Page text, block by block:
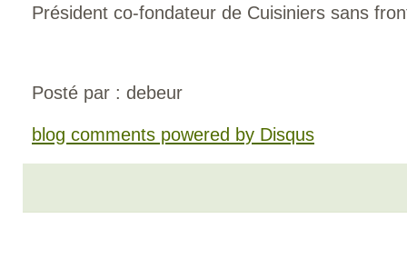
Président co-fondateur de Cuisiniers sans
Posté par : debeur
blog comments powered by Disqus